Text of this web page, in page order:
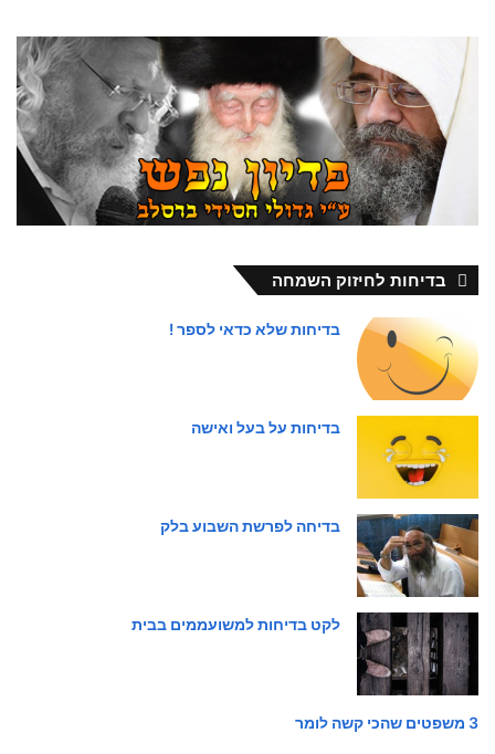
בדיחות לחיזוק השמחה
בדיחות שלא כדאי לספר !
בדיחות על בעל ואישה
בדיחה לפרשת השבוע בלק
לקט בדיחות למשועממים בבית
3 משפטים שהכי קשה לומר